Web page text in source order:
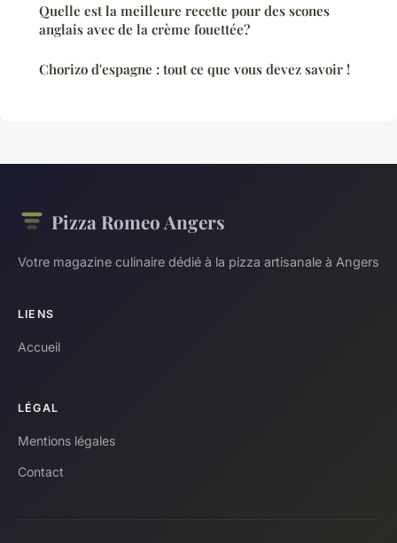
Quelle est la meilleure recette pour des scones
anglais avec de la crème fouettée?
Chorizo d'espagne : tout ce que vous devez savoir !
Pizza Romeo Angers
Votre magazine culinaire dédié à la pizza artisanale à Angers
LIENS
Accueil
LÉGAL
Mentions légales
Contact